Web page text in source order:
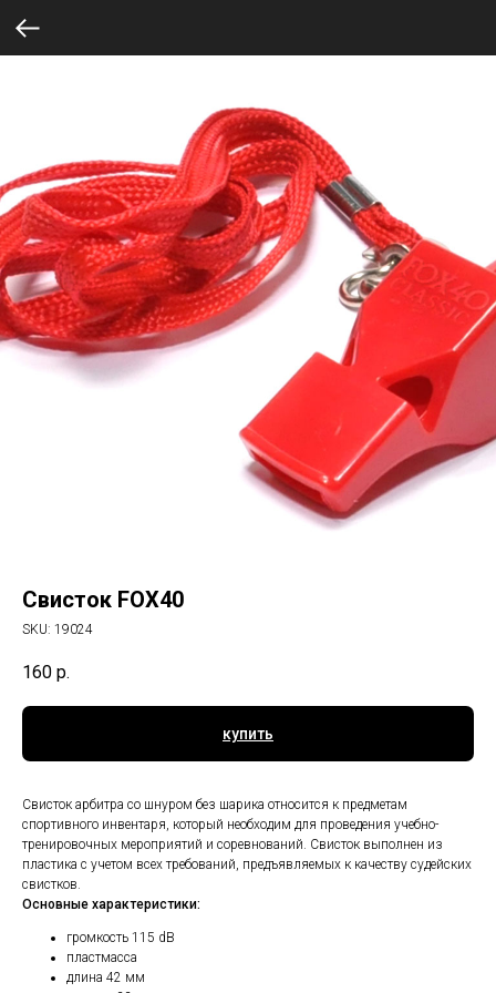
Свисток FOX40
SKU: 19024
160 р.
купить
Свисток арбитра со шнуром без шарика относится к предметам
спортивного инвентаря, который необходим для проведения учебно-
тренировочных мероприятий и соревнований. Свисток выполнен из
пластика с учетом всех требований, предъявляемых к качеству судейских
свистков.
Основные характеристики:
громкость 115 dB
пластмасса
длина 42 мм